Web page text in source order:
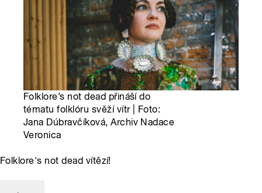
Folklore’s not dead přináší do
tématu folklóru svěží vítr | Foto:
Jana Dúbravčíková, Archiv Nadace
Veronica
Folklore's not dead vítězí!